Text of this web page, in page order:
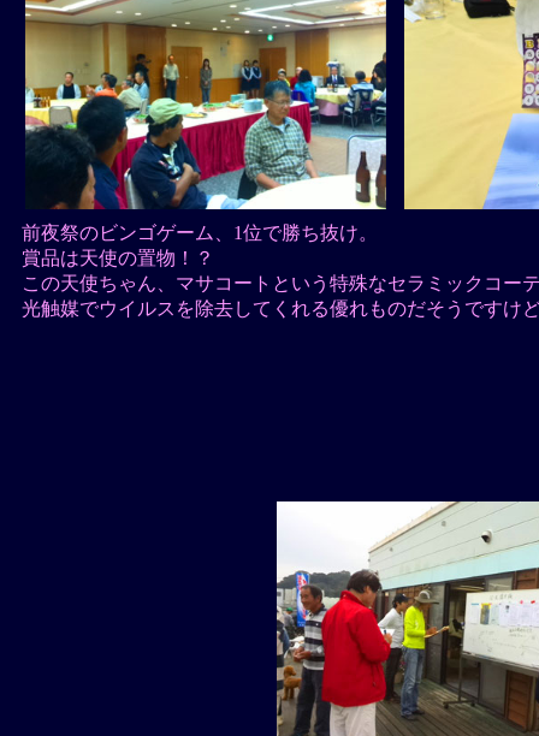
前夜祭のビンゴゲーム、1位で勝ち抜け。
賞品は天使の置物！？
この天使ちゃん、マサコートという特殊なセラミックコー
光触媒でウイルスを除去してくれる優れものだそうですけ